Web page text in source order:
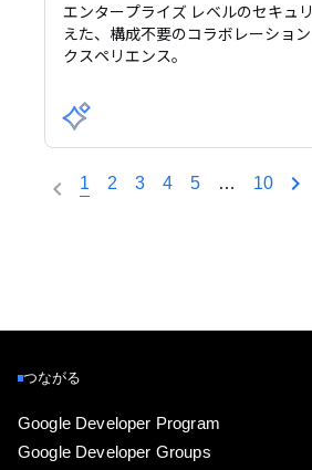
エンタープライズ レベルのセキュ
えた、構成不要のコラボレーショ
クスペリエンス。
1 2 3 4 5 … 10
つながる
Google Developer Program
Google Developer Groups